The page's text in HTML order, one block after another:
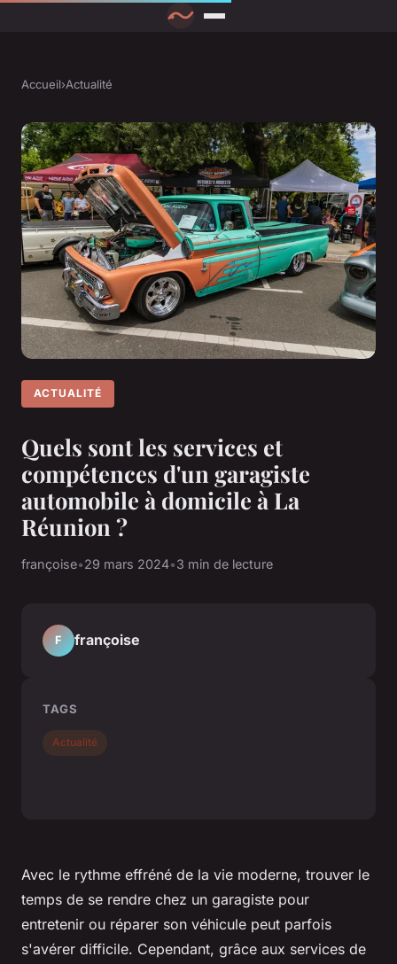
Accueil›Actualité
ACTUALITÉ
Quels sont les services et
compétences d'un garagiste
automobile à domicile à La
Réunion ?
françoise•29 mars 2024•3 min de lecture
Avec le rythme effréné de la vie moderne, trouver le
temps de se rendre chez un garagiste pour
entretenir ou réparer son véhicule peut parfois
s'avérer difficile. Cependant, grâce aux services de
F françoise
TAGS
Actualité